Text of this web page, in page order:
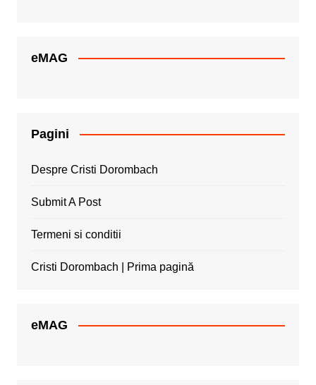
eMAG
Pagini
Despre Cristi Dorombach
Submit A Post
Termeni si conditii
Cristi Dorombach | Prima pagină
eMAG